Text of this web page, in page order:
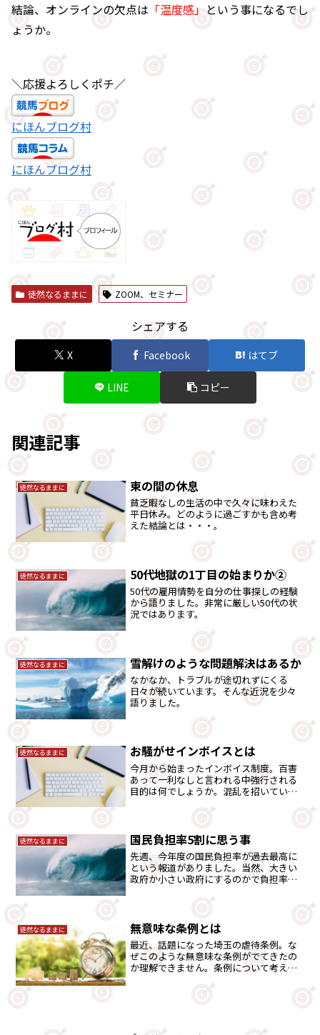
結論、オンラインの欠点は 「温度感」 という事になるでし
ょうか。
＼応援よろしくポチ／
にほんブログ村
にほんブログ村
徒然なるままに ZOOM、セミナー
シェアする
X Facebook はてブ
LINE コピー
関連記事
徒然なるままに 束の間の休息
貧乏暇なしの生活の中で久々に味わえた
平日休み。どのように過ごすかも含め考
えた結論とは・・・。
徒然なるままに 50代地獄の1丁目の始まりか②
50代の雇用情勢を自分の仕事探しの経験
から語りました。非常に厳しい50代の状
況ではあります。
徒然なるままに 雪解けのような問題解決はあるか
なかなか、トラブルが途切れずにくる
日々が続いています。そんな近況を少々
語りました。
徒然なるままに お騒がせインボイスとは
今月から始まったインボイス制度。百害
あって一利なしと言われる中強行される
目的は何でしょうか。混乱を招いている
徒然なるままに 国民負担率5割に思う事
先週、今年度の国民負担率が過去最高に
という報道がありました。当然、大きい
政府か小さい政府にするのかで負担率は
鑑みて負担率が適正かどうかを考えま
徒然なるままに 無意味な条例とは
最近、話題になった埼玉の虐待条例。な
ぜこのような無意味な条例がでてきたの
か理解できません。条例について考えて